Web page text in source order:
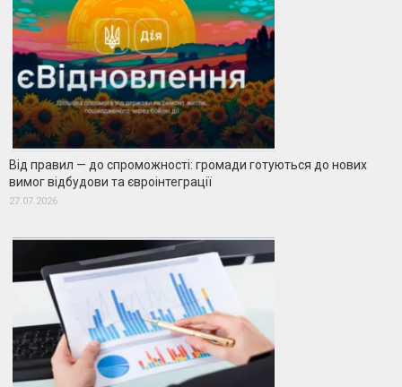
Від правил — до спроможності: громади готуються до нових
вимог відбудови та євроінтеграції
27.07.2026